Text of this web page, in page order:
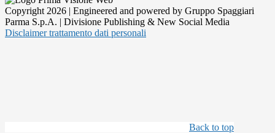
Copyright 2026 | Engineered and powered by Gruppo Spaggiari
Parma S.p.A. | Divisione Publishing & New Social Media
Disclaimer trattamento dati personali
Back to top